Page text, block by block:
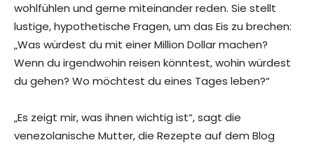
wohlfühlen und gerne miteinander reden. Sie stellt
lustige, hypothetische Fragen, um das Eis zu brechen:
„Was würdest du mit einer Million Dollar machen?
Wenn du irgendwohin reisen könntest, wohin würdest
du gehen? Wo möchtest du eines Tages leben?“
„Es zeigt mir, was ihnen wichtig ist“, sagt die
venezolanische Mutter, die Rezepte auf dem Blog